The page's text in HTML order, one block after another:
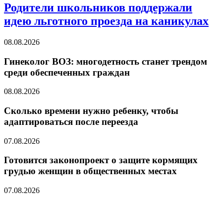
Родители школьников поддержали
идею льготного проезда на каникулах
08.08.2026
Гинеколог ВОЗ: многодетность станет трендом
среди обеспеченных граждан
08.08.2026
Сколько времени нужно ребенку, чтобы
адаптироваться после переезда
07.08.2026
Готовится законопроект о защите кормящих
грудью женщин в общественных местах
07.08.2026